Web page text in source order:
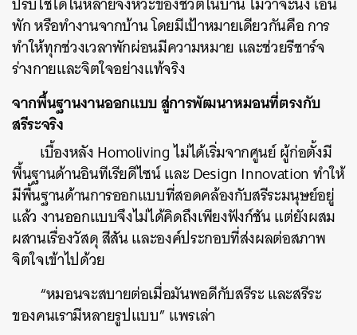
พัก หรือทำงานจากบ้าน โดยมีเป้าหมายเดียวกันคือ การ
ทำให้ทุกช่วงเวลาพักผ่อนมีความหมาย และช่วยรีชาร์จ
ร่างกายและจิตใจอย่างแท้จริง
จากพื้นฐานงานออกแบบ สู่การพัฒนาหมอนที่ตรงกับ
สรีระจริง
เบื้องหลัง Homoliving ไม่ได้เริ่มจากศูนย์ ผู้ก่อตั้งมี
พื้นฐานด้านอินทีเรียดีไซน์ และ Design Innovation ทำให้
มีพื้นฐานด้านการออกแบบที่สอดคล้องกับสรีระมนุษย์อยู่
แล้ว งานออกแบบจึงไม่ได้คิดถึงเพียงฟังก์ชัน แต่ยังผสม
ผสานเรื่องวัสดุ สีสัน และองค์ประกอบที่ส่งผลต่อสภาพ
จิตใจเข้าไปด้วย
“หมอนจะสบายต่อเมื่อมันพอดีกับสรีระ และสรีระ
ของคนเรามีหลายรูปแบบ” แพรเล่า